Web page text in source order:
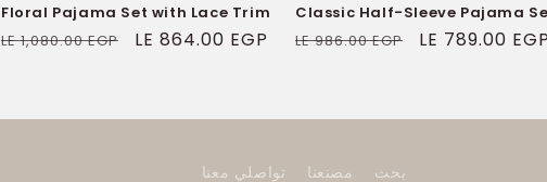
Floral Pajama Set with Lace Trim
السعر
LE 1,080.00 EGP
سعر
LE 864.00 EGP
Classic Half-Sleeve Pajama
السعر
LE 986.00 EGP
سعر
LE 789.00 EGP
تواصلي معنا مصنعنا بحث